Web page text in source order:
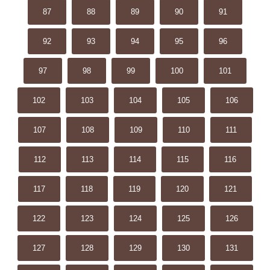
87 88 89 90 91
92 93 94 95 96
97 98 99 100 101
102 103 104 105 106
107 108 109 110 111
112 113 114 115 116
117 118 119 120 121
122 123 124 125 126
127 128 129 130 131